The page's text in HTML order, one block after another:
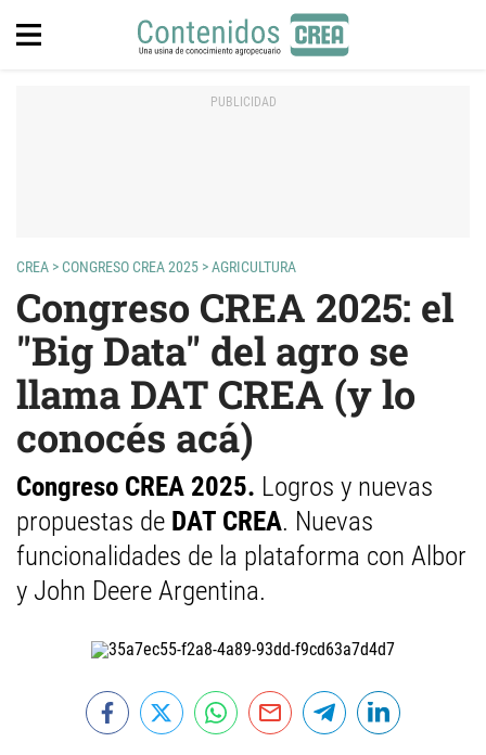
CREA >CONGRESO CREA 2025 >AGRICULTURA
Congreso CREA 2025: el
"Big Data" del agro se
llama DAT CREA (y lo
conocés acá)
Congreso CREA 2025. Logros y nuevas
propuestas de DAT CREA. Nuevas
funcionalidades de la plataforma con Albor
y John Deere Argentina.